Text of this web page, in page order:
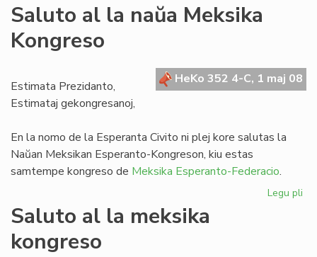
Saluto al la naŭa Meksika
Kongreso
HeKo 352 4-C, 1 maj 08
Estimata Prezidanto,
Estimataj gekongresanoj,
En la nomo de la Esperanta Civito ni plej kore salutas la
Naŭan Meksikan Esperanto-Kongreson, kiu estas
samtempe kongreso de Meksika Esperanto-Federacio.
Legu pli
Saluto al la meksika
kongreso